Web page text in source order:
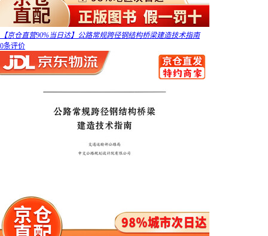
【京仓直营90%当日达】公路常规跨径钢结构桥梁建造技术指南
0条评价